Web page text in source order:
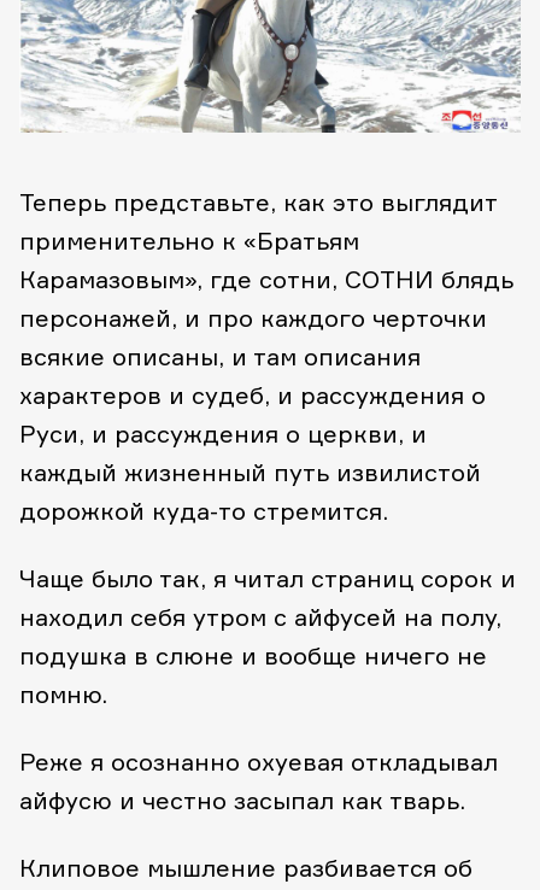
Теперь представьте, как это выглядит
применительно к «Братьям
Карамазовым», где сотни, СОТНИ блядь
персонажей, и про каждого черточки
всякие описаны, и там описания
характеров и судеб, и рассуждения о
Руси, и рассуждения о церкви, и
каждый жизненный путь извилистой
дорожкой куда-то стремится.
Чаще было так, я читал страниц сорок и
находил себя утром с айфусей на полу,
подушка в слюне и вообще ничего не
помню.
Реже я осознанно охуевая откладывал
айфусю и честно засыпал как тварь.
Клиповое мышление разбивается об